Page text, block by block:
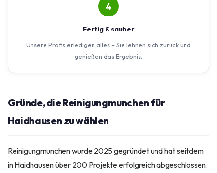
4
Fertig & sauber
Unsere Profis erledigen alles – Sie lehnen sich zurück und
genießen das Ergebnis.
Gründe, die Reinigungmunchen für
Haidhausen zu wählen
Reinigungmunchen wurde 2025 gegründet und hat seitdem
in Haidhausen über 200 Projekte erfolgreich abgeschlossen.